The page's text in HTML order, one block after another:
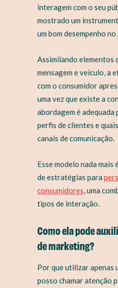
interagem com o seu
mostrado um
um bom desempenho
Assimilando elementos
mensagem e veículo, a
com o consumidor
uma vez que existe a
abordagem é adequada
perfis de clientes e
canais de comunicação.
Esse modelo nada mais
de estratégias para
consumidores, uma
tipos de interação.
Como ela pode
de marketing?
Por que utilizar apenas
posso chamar atenção